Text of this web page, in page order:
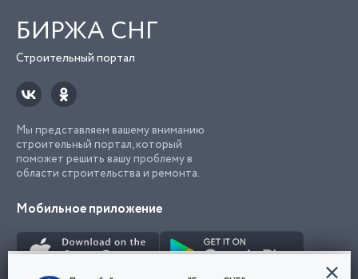
БИРЖА СНГ
Строительный портал
Мы представляем вашему вниманию
строительный портал, который
поможет решить вашу проблему в
области строительства и ремонта.
Мобильное приложение